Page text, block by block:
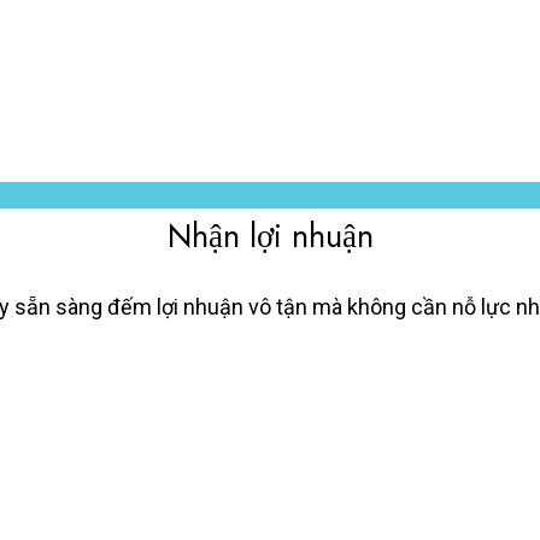
Nhận lợi nhuận
sẵn sàng đếm lợi nhuận vô tận mà không cần nỗ lực